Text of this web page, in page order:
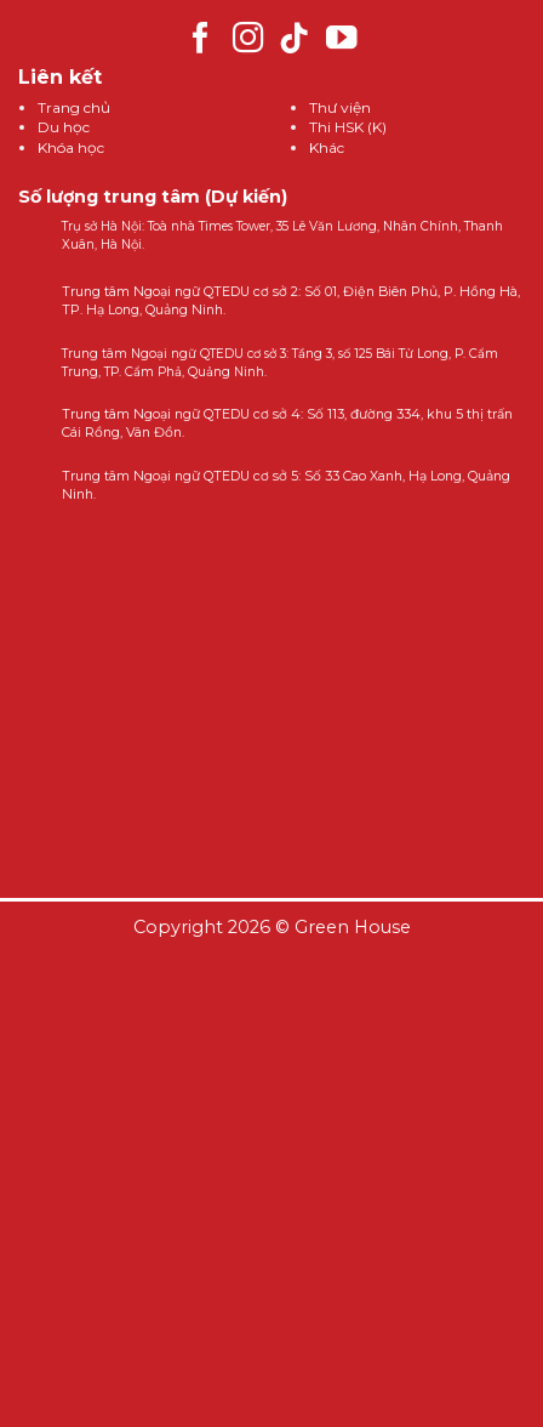
Liên kết
Trang chủ
Du học
Khóa học
Thư viện
Thi HSK (K)
Khác
Số lượng trung tâm (Dự kiến)
Trụ sở Hà Nội: Toà nhà Times Tower, 35 Lê Văn Lương, Nhân Chính, Thanh
Xuân, Hà Nội.
Trung tâm Ngoại ngữ QTEDU cơ sở 2: Số 01, Điện Biên Phủ, P. Hồng Hà,
TP. Hạ Long, Quảng Ninh.
Trung tâm Ngoại ngữ QTEDU cơ sở 3: Tầng 3, số 125 Bái Tử Long, P. Cẩm
Trung, TP. Cẩm Phả, Quảng Ninh.
Trung tâm Ngoại ngữ QTEDU cơ sở 4: Số 113, đường 334, khu 5 thị trấn
Cái Rồng, Vân Đồn.
Trung tâm Ngoại ngữ QTEDU cơ sở 5: Số 33 Cao Xanh, Hạ Long, Quảng
Ninh.
Copyright 2026 © Green House